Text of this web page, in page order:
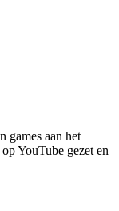
games aan het
YouTube gezet en